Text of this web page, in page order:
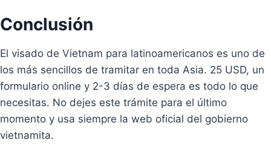
Conclusión
El visado de Vietnam para latinoamericanos es uno de
los más sencillos de tramitar en toda Asia. 25 USD, un
formulario online y 2-3 días de espera es todo lo que
necesitas. No dejes este trámite para el último
momento y usa siempre la web oficial del gobierno
vietnamita.